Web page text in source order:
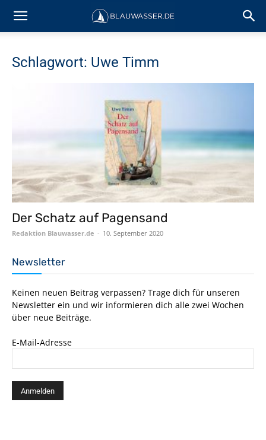
Schlagwort: Uwe Timm
Der Schatz auf Pagensand
Redaktion Blauwasser.de - 10. September 2020
Newsletter
Keinen neuen Beitrag verpassen? Trage dich für unseren
Newsletter ein und wir informieren dich alle zwei Wochen
über neue Beiträge.
E-Mail-Adresse